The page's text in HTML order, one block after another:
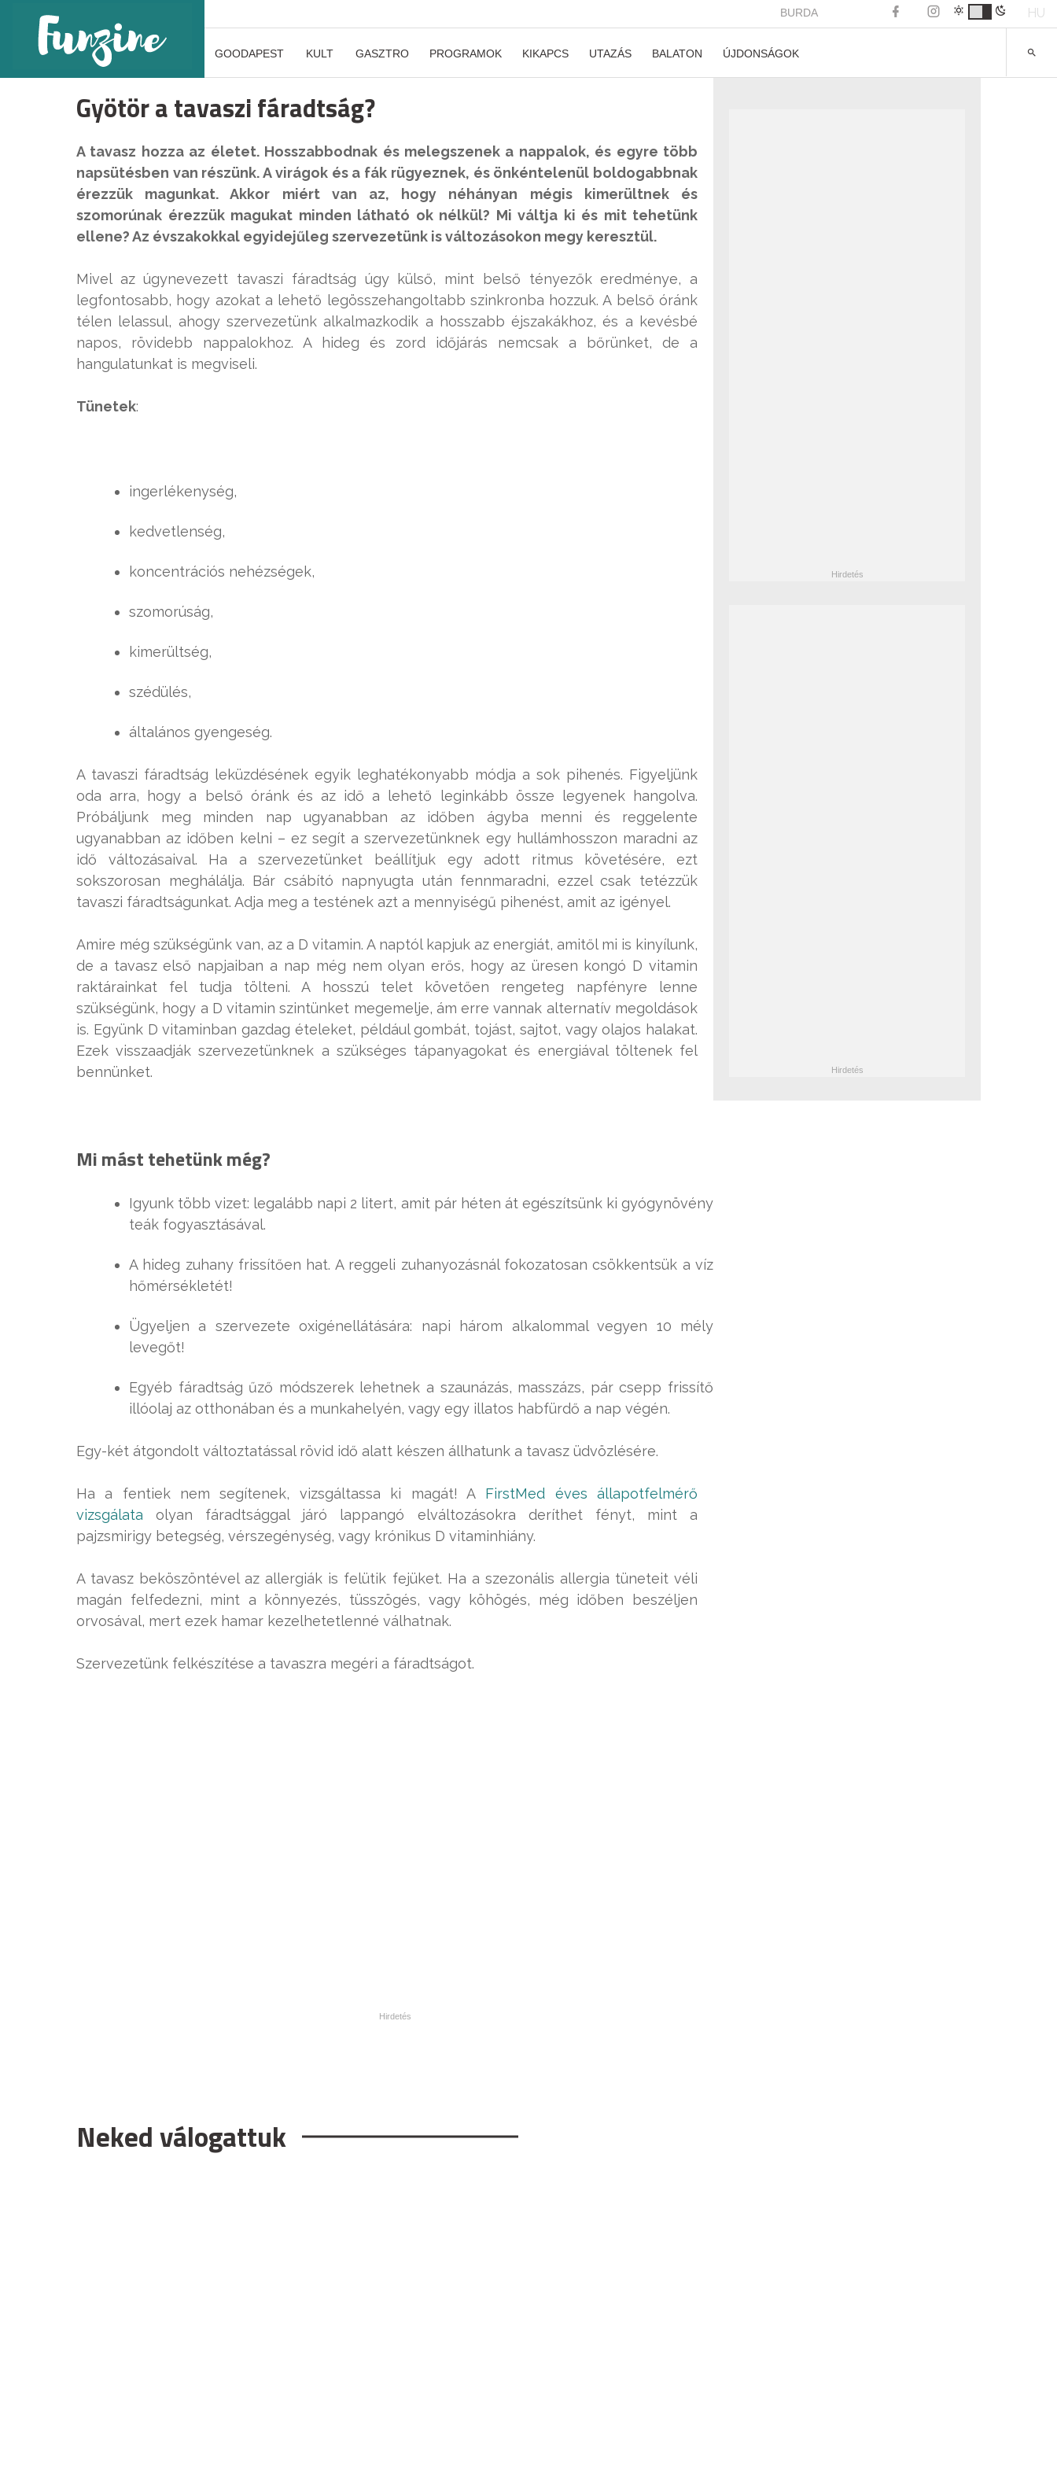
BURDA HU
GOODAPEST KULT GASZTRO PROGRAMOK KIKAPCS UTAZÁS BALATON ÚJDONSÁGOK
Gyötör a tavaszi fáradtság?
A tavasz hozza az életet. Hosszabbodnak és melegszenek a nappalok, és egyre több
napsütésben van részünk. A virágok és a fák rügyeznek, és önkéntelenül boldogabbnak
érezzük magunkat. Akkor miért van az, hogy néhányan mégis kimerültnek és
szomorúnak érezzük magukat minden látható ok nélkül? Mi váltja ki és mit tehetünk
ellene? Az évszakokkal egyidejűleg szervezetünk is változásokon megy keresztül.
Mivel az úgynevezett tavaszi fáradtság úgy külső, mint belső tényezők eredménye, a
legfontosabb, hogy azokat a lehető legösszehangoltabb szinkronba hozzuk. A belső óránk
télen lelassul, ahogy szervezetünk alkalmazkodik a hosszabb éjszakákhoz, és a kevésbé
napos, rövidebb nappalokhoz. A hideg és zord időjárás nemcsak a bőrünket, de a
hangulatunkat is megviseli.
Tünetek:
ingerlékenység,
kedvetlenség,
koncentrációs nehézségek,
szomorúság,
kimerültség,
szédülés,
általános gyengeség.
A tavaszi fáradtság leküzdésének egyik leghatékonyabb módja a sok pihenés. Figyeljünk
oda arra, hogy a belső óránk és az idő a lehető leginkább össze legyenek hangolva.
Próbáljunk meg minden nap ugyanabban az időben ágyba menni és reggelente
ugyanabban az időben kelni – ez segít a szervezetünknek egy hullámhosszon maradni az
idő változásaival. Ha a szervezetünket beállítjuk egy adott ritmus követésére, ezt
sokszorosan meghálálja. Bár csábító napnyugta után fennmaradni, ezzel csak tetézzük
tavaszi fáradtságunkat. Adja meg a testének azt a mennyiségű pihenést, amit az igényel.
Amire még szükségünk van, az a D vitamin. A naptól kapjuk az energiát, amitől mi is kinyílunk,
de a tavasz első napjaiban a nap még nem olyan erős, hogy az üresen kongó D vitamin
raktárainkat fel tudja tölteni. A hosszú telet követően rengeteg napfényre lenne
szükségünk, hogy a D vitamin szintünket megemelje, ám erre vannak alternatív megoldások
is. Együnk D vitaminban gazdag ételeket, például gombát, tojást, sajtot, vagy olajos halakat.
Ezek visszaadják szervezetünknek a szükséges tápanyagokat és energiával töltenek fel
bennünket.
Mi mást tehetünk még?
Igyunk több vizet: legalább napi 2 litert, amit pár héten át egészítsünk ki gyógynövény
teák fogyasztásával.
A hideg zuhany frissítően hat. A reggeli zuhanyozásnál fokozatosan csökkentsük a víz
hőmérsékletét!
Ügyeljen a szervezete oxigénellátására: napi három alkalommal vegyen 10 mély
levegőt!
Egyéb fáradtság űző módszerek lehetnek a szaunázás, masszázs, pár csepp frissítő
illóolaj az otthonában és a munkahelyén, vagy egy illatos habfürdő a nap végén.
Egy-két átgondolt változtatással rövid idő alatt készen állhatunk a tavasz üdvözlésére.
Ha a fentiek nem segítenek, vizsgáltassa ki magát! A FirstMed éves állapotfelmérő
vizsgálataolyan fáradtsággal járó lappangó elváltozásokra deríthet fényt, mint a
pajzsmirigy betegség, vérszegénység, vagy krónikus D vitaminhiány.
A tavasz beköszöntével az allergiák is felütik fejüket. Ha a szezonális allergia tüneteit véli
magán felfedezni, mint a könnyezés, tüsszögés, vagy köhögés, még időben beszéljen
orvosával, mert ezek hamar kezelhetetlenné válhatnak.
Szervezetünk felkészítése a tavaszra megéri a fáradtságot.
Neked válogattuk